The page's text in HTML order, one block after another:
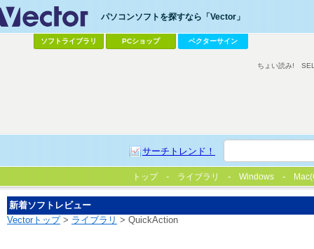
パソコンソフトを探すなら「Vector」
ソフトライブラリ PCショップ ベクターサイン
サーチトレンド！
ちょい読み!
トップ ライブラリ Windows
新着ソフトレビュー
Vectorトップ> ライブラリ > QuickAction